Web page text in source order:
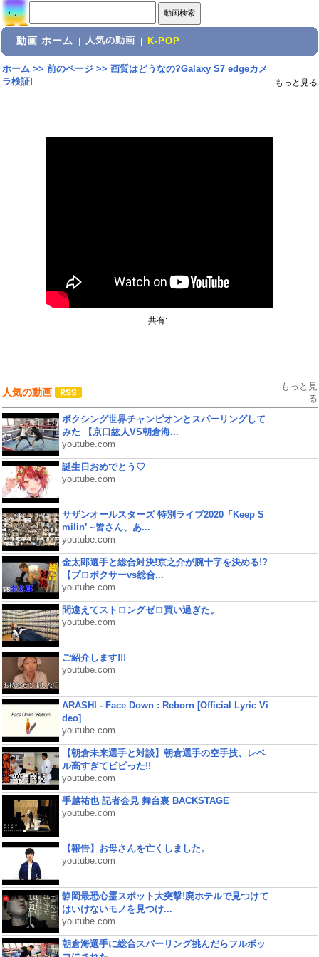
動画 ホーム 人気の動画 K-POP
ホーム>> 前のページ>> 画質はどうなの?Galaxy S7 edgeカメ
ラ検証!
もっと見る
共有:
人気の動画
もっと見
る
ボクシング世界チャンピオンとスパーリングして
みた 【京口紘人VS朝倉海...
youtube.com
誕生日おめでとう♡
youtube.com
サザンオールスターズ 特別ライブ2020「Keep S
milin’ ~皆さん、あ...
youtube.com
金太郎選手と総合対決!京之介が腕十字を決める!?
【プロボクサーvs総合...
youtube.com
間違えてストロングゼロ買い過ぎた。
youtube.com
ご紹介します!!!
youtube.com
ARASHI - Face Down : Reborn [Official Lyric Vi
deo]
youtube.com
【朝倉未来選手と対談】朝倉選手の空手技、レベ
ル高すぎてビビった!!
youtube.com
手越祐也 記者会見 舞台裏 BACKSTAGE
youtube.com
【報告】お母さんを亡くしました。
youtube.com
静岡最恐心霊スポット大突撃!廃ホテルで見つけて
はいけないモノを見つけ...
youtube.com
朝倉海選手に総合スパーリング挑んだらフルボッ